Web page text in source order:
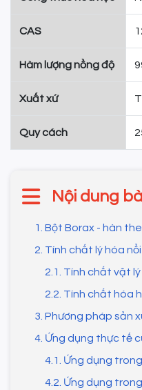
CAS
Hàm lượng nồng độ
Xuất xứ
Quy cách
Nội dung
1. Bột Borax - hàn
2. Tính chất lý hóa
2.1. Tính chất vật lý
2.2. Tính chất hóa
3. Phương pháp sản
4. Ứng dụng thực tế
4.1. Ứng dụng
4.2. Ứng dụng